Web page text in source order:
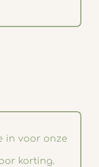
in voor onze
korting.